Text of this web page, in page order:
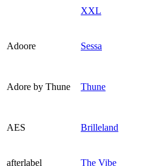
XXL
Adoore Sessa
Adore by Thune Thune
AES Brilleland
afterlabel The Vibe